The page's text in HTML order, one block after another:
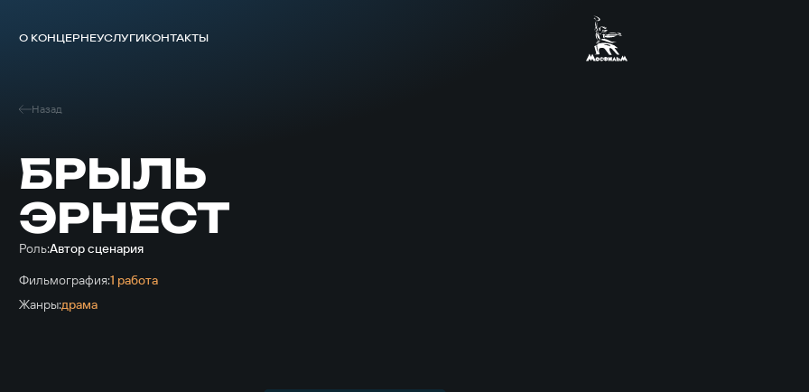
О КОНЦЕРНЕУСЛУГИКОНТАКТЫ
Назад
БРЫЛЬ
ЭРНЕСТ
Роль:Автор сценария
Фильмография:1 работа
Жанры:драма